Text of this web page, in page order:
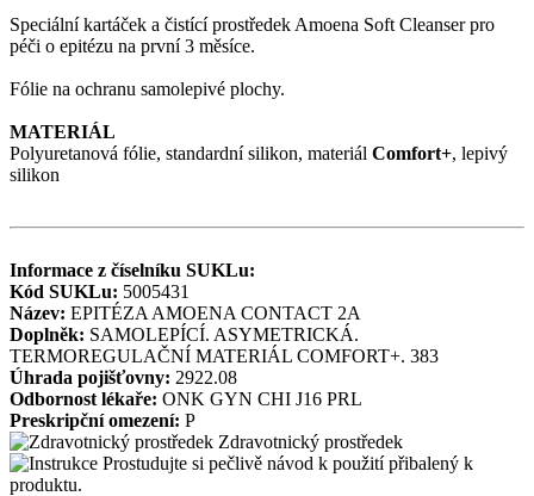
Speciální kartáček a čistící prostředek Amoena Soft Cleanser pro
péči o epitézu na první 3 měsíce.
Fólie na ochranu samolepivé plochy.
MATERIÁL
Polyuretanová fólie, standardní silikon, materiál Comfort+, lepivý
silikon
Informace z číselníku SUKLu:
Kód SUKLu: 5005431
Název: EPITÉZA AMOENA CONTACT 2A
Doplněk: SAMOLEPÍCÍ. ASYMETRICKÁ.
TERMOREGULAČNÍ MATERIÁL COMFORT+. 383
Úhrada pojišťovny: 2922.08
Odbornost lékaře: ONK GYN CHI J16 PRL
Preskripční omezení: P
Zdravotnický prostředek
Prostudujte si pečlivě návod k použití přibalený k
produktu.